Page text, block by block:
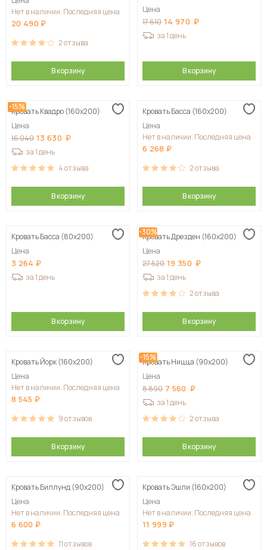
Нет в наличии. Последняя цена
20 490
2отзыва
В корзину
Цена
17 610 14 970
за 1 день
В корзину
-15%
Кровать Квадро (160х200)
Цена
16 040 13 630
за 1 день
4отзыва
В корзину
Кровать Басса (160х200)
Цена
Нет в наличии. Последняя цена
6 268
2отзыва
В корзину
Кровать Басса (80х200)
Цена
3 264
за 1 день
В корзину
-30%
Кровать Дрезден (160х200)
Цена
27 520 19 350
за 1 день
2отзыва
В корзину
Кровать Йорк (160х200)
Цена
Нет в наличии. Последняя цена
8 545
9отзывов
В корзину
-15%
Кровать Ницца (90х200)
Цена
8 890 7 560
за 1 день
2отзыва
В корзину
Кровать Биллунд (90х200)
Цена
Нет в наличии. Последняя цена
6 600
11отзывов
Кровать Эшли (160х200)
Цена
Нет в наличии. Последняя цена
11 999
16отзывов